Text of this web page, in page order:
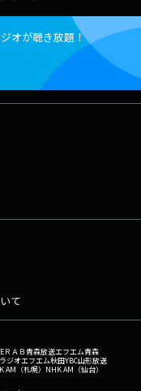
オが聴き放題！
て
ＲＡＢ青森放送エフエム青森
ジオエフエム秋田YBC山形放送
AM（札幌） NHK AM（仙台）